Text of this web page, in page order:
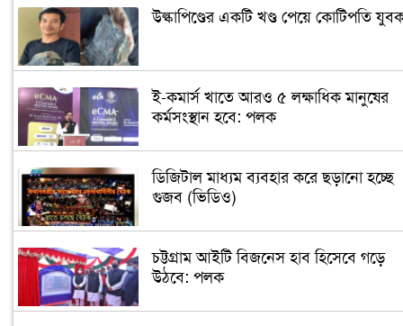
উল্কাপিণ্ডের একটি খণ্ড পেয়ে কোটিপতি
ই-কমার্স খাতে আরও ৫ লক্ষাধিক মানুষের
কর্মসংস্থান হবে: পলক
ডিজিটাল মাধ্যম ব্যবহার করে ছড়ানো হচ্ছে
গুজব (ভিডিও)
চট্টগ্রাম আইটি বিজনেস হাব হিসেবে গড়ে
উঠবে: পলক